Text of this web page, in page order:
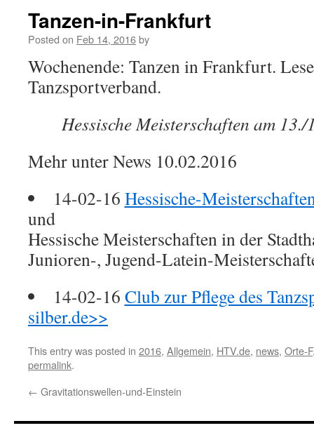
Tanzen-in-Frankfurt
Posted on Feb 14, 2016by
Wochenende: Tanzen in Frankfurt.
Tanzsportverband.
Hessische Meisterschaften am
Mehr unter News 10.02.2016
14-02-16 Hessische-
und
Hessische Meisterschaften in der
Junioren-, Jugend-Latein-
14-02-16 Club zur Pflege des
silber.de>>
This entry was posted in 2016, Allgemein, HTV.de, news, Orte-F
permalink.
← Gravitationswellen-und-Einstein